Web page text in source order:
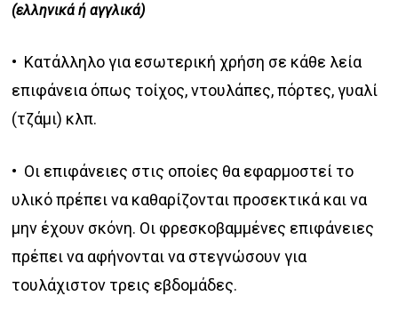
(ελληνικά ή αγγλικά)
• Κατάλληλο για εσωτερική χρήση σε κάθε λεία
επιφάνεια όπως τοίχος, ντουλάπες, πόρτες, γυαλί
(τζάμι) κλπ.
• Οι επιφάνειες στις οποίες θα εφαρμοστεί το
υλικό πρέπει να καθαρίζονται προσεκτικά και να
μην έχουν σκόνη. Οι φρεσκοβαμμένες επιφάνειες
πρέπει να αφήνονται να στεγνώσουν για
τουλάχιστον τρεις εβδομάδες.